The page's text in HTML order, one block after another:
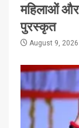
महिलाओं और
पुरस्कृत
August 9, 2026